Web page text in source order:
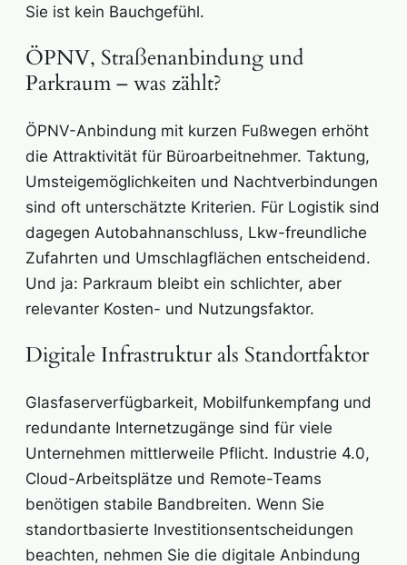
Sie ist kein Bauchgefühl.
ÖPNV, Straßenanbindung und
Parkraum – was zählt?
ÖPNV-Anbindung mit kurzen Fußwegen erhöht
die Attraktivität für Büroarbeitnehmer. Taktung,
Umsteigemöglichkeiten und Nachtverbindungen
sind oft unterschätzte Kriterien. Für Logistik sind
dagegen Autobahnanschluss, Lkw-freundliche
Zufahrten und Umschlagflächen entscheidend.
Und ja: Parkraum bleibt ein schlichter, aber
relevanter Kosten- und Nutzungsfaktor.
Digitale Infrastruktur als Standortfaktor
Glasfaserverfügbarkeit, Mobilfunkempfang und
redundante Internetzugänge sind für viele
Unternehmen mittlerweile Pflicht. Industrie 4.0,
Cloud-Arbeitsplätze und Remote-Teams
benötigen stabile Bandbreiten. Wenn Sie
standortbasierte Investitionsentscheidungen
beachten, nehmen Sie die digitale Anbindung